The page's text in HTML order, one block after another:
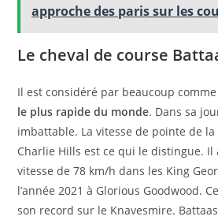
approche des paris sur les
Le cheval de course
Il est considéré par beaucoup comme
le plus rapide du monde. Dans sa
imbattable. La vitesse de pointe de la
Charlie Hills est ce qui le distingue. Il
vitesse de 78 km/h dans les King
l’année 2021 à Glorious Goodwood.
son record sur le Knavesmire.